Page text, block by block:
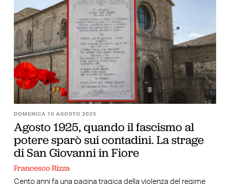
DOMENICA 10 AGOSTO 2025
Agosto 1925, quando il fascismo al
potere sparò sui contadini. La strage
di San Giovanni in Fiore
Francesco Rizza
Cento anni fa una pagina tragica della violenza del regime